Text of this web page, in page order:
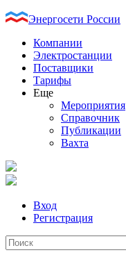
Энергосети России
Компании
Электростанции
Поставщики
Тарифы
Еще
Мероприятия
Справочник
Публикации
Вахта
Вход
Регистрация